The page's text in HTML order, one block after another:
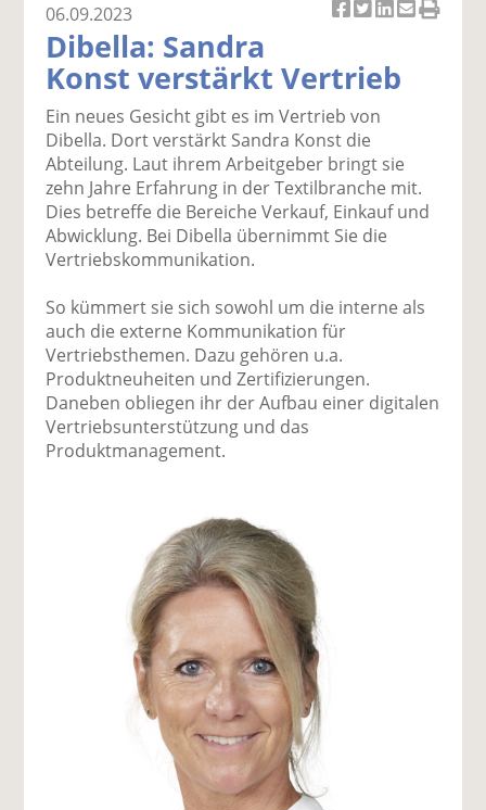
k
el
a
uf
F
ac
e
b
o
k
te
il
e
n
k
t
wi
tt
er
n
k
a
uf
Li
n
k
e
te
n
k
E
m
ai
er
se
e
n
e
n
06.09.2023
Dibella: Sandra
Konst verstärkt Vertrieb
Ein neues Gesicht gibt es im Vertrieb von
Dibella. Dort verstärkt Sandra Konst die
Abteilung. Laut ihrem Arbeitgeber bringt sie
zehn Jahre Erfahrung in der Textilbranche mit.
Dies betreffe die Bereiche Verkauf, Einkauf und
Abwicklung. Bei Dibella übernimmt Sie die
Vertriebskommunikation.
So kümmert sie sich sowohl um die interne als
auch die externe Kommunikation für
Vertriebsthemen. Dazu gehören u.a.
Produktneuheiten und Zertifizierungen.
Daneben obliegen ihr der Aufbau einer digitalen
Vertriebsunterstützung und das
Produktmanagement.